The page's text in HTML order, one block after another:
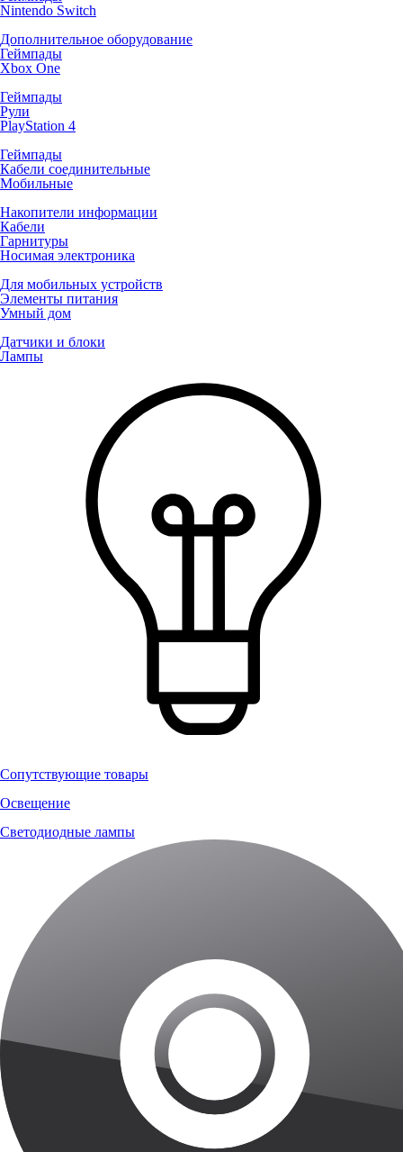
Nintendo Switch
Дополнительное оборудование
Геймпады
Xbox One
Геймпады
Рули
PlayStation 4
Геймпады
Кабели соединительные
Мобильные
Накопители информации
Кабели
Гарнитуры
Носимая электроника
Для мобильных устройств
Элементы питания
Умный дом
Датчики и блоки
Лампы
Сопутствующие товары
Освещение
Светодиодные лампы